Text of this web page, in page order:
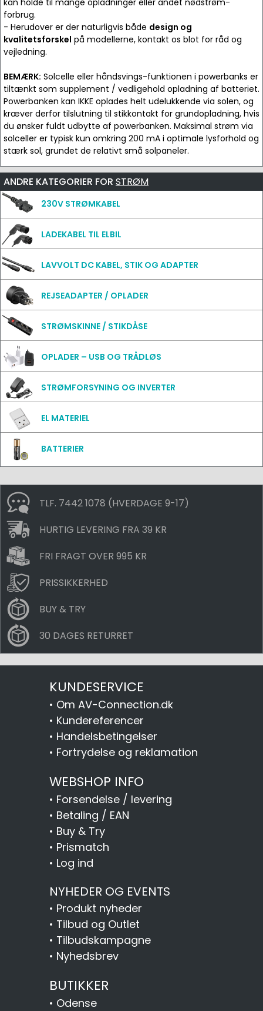
kan holde til mange opladninger eller andet nødstrøm-
forbrug.
- Herudover er der naturligvis både design og
kvalitetsforskel på modellerne, kontakt os blot for råd og
vejledning.
BEMÆRK: Solcelle eller håndsvings-funktionen i powerbanks er
tiltænkt som supplement / vedligehold opladning af batteriet.
Powerbanken kan IKKE oplades helt udelukkende via solen, og
kræver derfor tilslutning til stikkontakt for grundopladning, hvis
du ønsker fuldt udbytte af powerbanken. Maksimal strøm via
solceller er typisk kun omkring 200 mA i optimale lysforhold og
stærk sol, grundet de relativt små solpaneler.
ANDRE KATEGORIER FOR STRØM
230V STRØMKABEL
LADEKABEL TIL ELBIL
LAVVOLT DC KABEL, STIK OG ADAPTER
REJSEADAPTER / OPLADER
STRØMSKINNE / STIKDÅSE
OPLADER – USB OG TRÅDLØS
STRØMFORSYNING OG INVERTER
EL MATERIEL
BATTERIER
TLF. 7442 1078 (HVERDAGE 9-17)
HURTIG LEVERING FRA 39 KR
FRI FRAGT OVER 995 KR
PRISSIKKERHED
BUY & TRY
30 DAGES RETURRET
KUNDESERVICE
• Om AV-Connection.dk
• Kundereferencer
• Handelsbetingelser
• Fortrydelse og reklamation
WEBSHOP INFO
• Forsendelse / levering
• Betaling / EAN
• Buy & Try
• Prismatch
• Log ind
NYHEDER OG EVENTS
• Produkt nyheder
• Tilbud og Outlet
• Tilbudskampagne
• Nyhedsbrev
BUTIKKER
• Odense